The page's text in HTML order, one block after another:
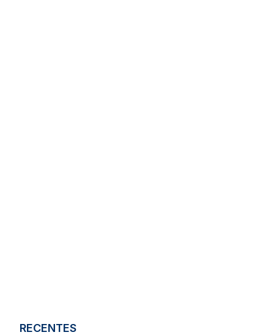
RECENTES